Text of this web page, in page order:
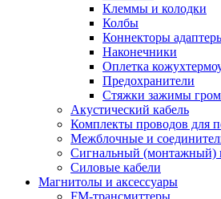
Клеммы и колодки
Колбы
Коннекторы
Наконечники
Оплетка
Предохранители
Стяжки зажимы
Акустический кабель
Комплекты проводов для
Межблочные и
Сигнальный (монтажный)
Силовые кабели
Магнитолы и аксессуары
FM-трансмиттеры